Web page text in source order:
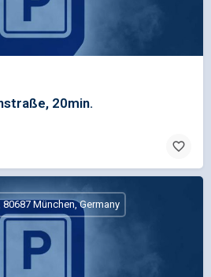
20min.
München, Germany